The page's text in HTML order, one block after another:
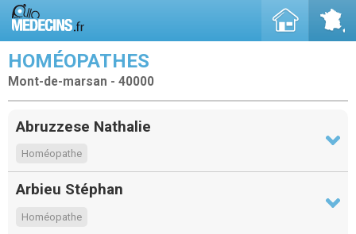
HOMÉOPATHES
Mont-de-marsan - 40000
Abruzzese Nathalie
Homéopathe
Arbieu Stéphan
Homéopathe